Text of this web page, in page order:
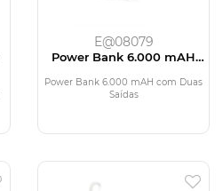
E@08079
Power Bank 6.000 mAH
Power Bank 6.000 mAH com Duas
Saídas